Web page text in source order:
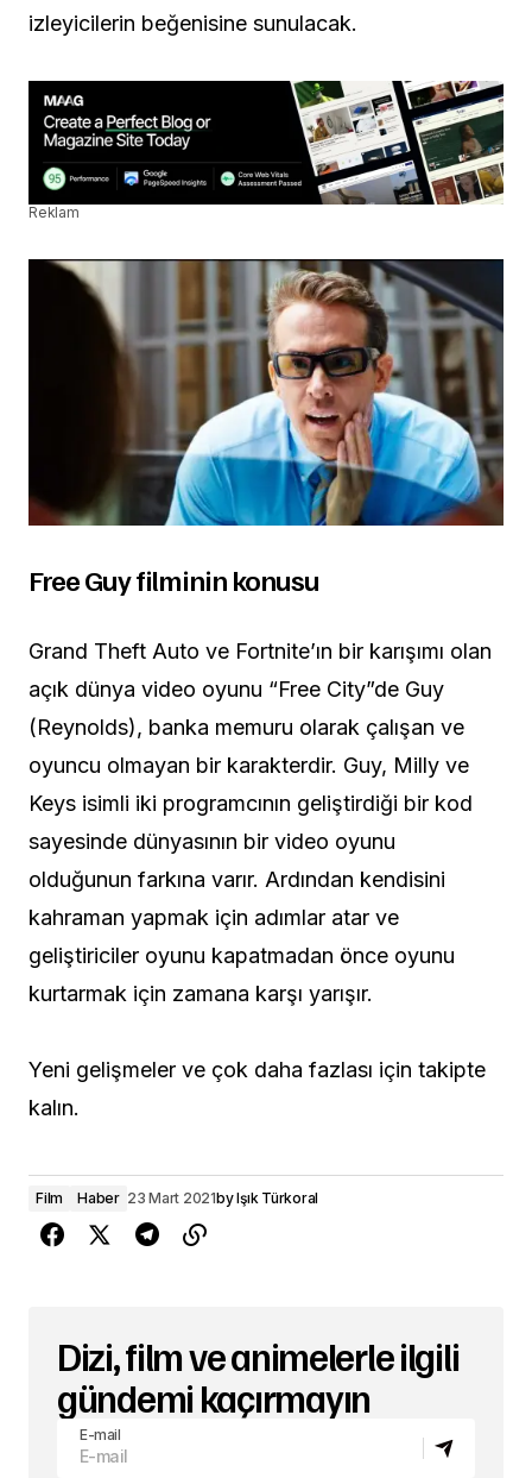
izleyicilerin beğenisine sunulacak.
Reklam
Free Guy filminin konusu
Grand Theft Auto ve Fortnite’ın bir karışımı olan
açık dünya video oyunu “Free City”de Guy
(Reynolds), banka memuru olarak çalışan ve
oyuncu olmayan bir karakterdir. Guy, Milly ve
Keys isimli iki programcının geliştirdiği bir kod
sayesinde dünyasının bir video oyunu
olduğunun farkına varır. Ardından kendisini
kahraman yapmak için adımlar atar ve
geliştiriciler oyunu kapatmadan önce oyunu
kurtarmak için zamana karşı yarışır.
Yeni gelişmeler ve çok daha fazlası için takipte
kalın.
Film Haber 23 Mart 2021byIşık Türkoral
Dizi, film ve animelerle ilgili
gündemi kaçırmayın
E-mail